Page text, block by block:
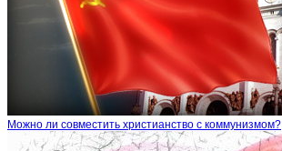
Можно ли совместить христианство с коммунизмом?